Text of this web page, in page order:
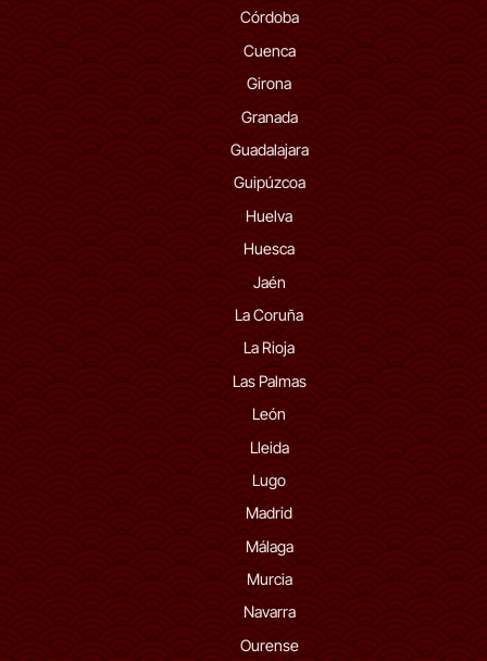
Córdoba
Cuenca
Girona
Granada
Guadalajara
Guipúzcoa
Huelva
Huesca
Jaén
La Coruña
La Rioja
Las Palmas
León
Lleida
Lugo
Madrid
Málaga
Murcia
Navarra
Ourense